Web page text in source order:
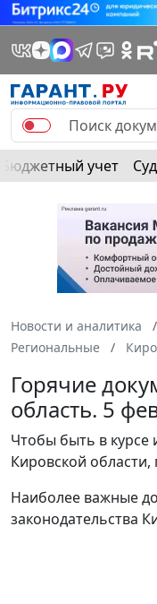
Бюджетный учет
Новости и аналитика
Региональные
Горячие
область. 5
Чтобы быть в курсе
Кировской
Наиболее важные
законодательства